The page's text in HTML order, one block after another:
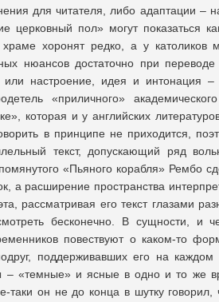
для читателя, либо адаптации –
церковный пол» могут показаться
хоронят редко, а у католиков
нюансов достаточно при
или настроение, идея и интонация
«приличного»
которая и у английских
в принципе не приходится,
текст, допускающий ряд
«Пьяного корабля» Рембо
а расширение пространства
рассматривая его текст глазами
бесконечно. В сущности,
повествуют о каком-то
поддерживавших его на каждом
– «темные» и ясные в одно и то же
таки он не до конца в шутку